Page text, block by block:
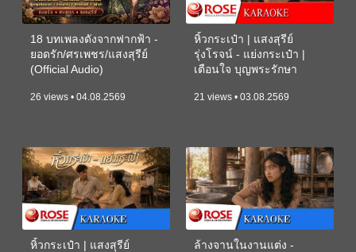
18 บทเพลงดังจากฟากฟ้า -
ยอดรัก/ศรเพชร/แสงสุรีย์
(Official Audio)
26 views • 04.08.2569
หิ้วกระเป๋า | แสงสุรีย์
รุ่งโรจน์ - แย่งกระเป๋า |
เตือนใจ บุญพระรักษา
21 views • 03.08.2569
หิ้วกระเป๋า | แสงสุรีย์
ล้างจานในงานแต่ง -